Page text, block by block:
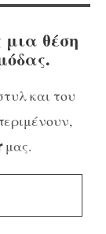
θέση
και του
μας.